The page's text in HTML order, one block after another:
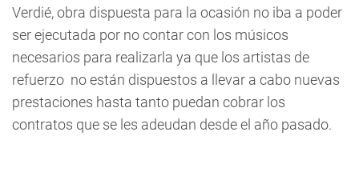
Verdié, obra dispuesta para la ocasión no iba a poder
ser ejecutada por no contar con los músicos
necesarios para realizarla ya que los artistas de
refuerzo no están dispuestos a llevar a cabo nuevas
prestaciones hasta tanto puedan cobrar los
contratos que se les adeudan desde el año pasado.